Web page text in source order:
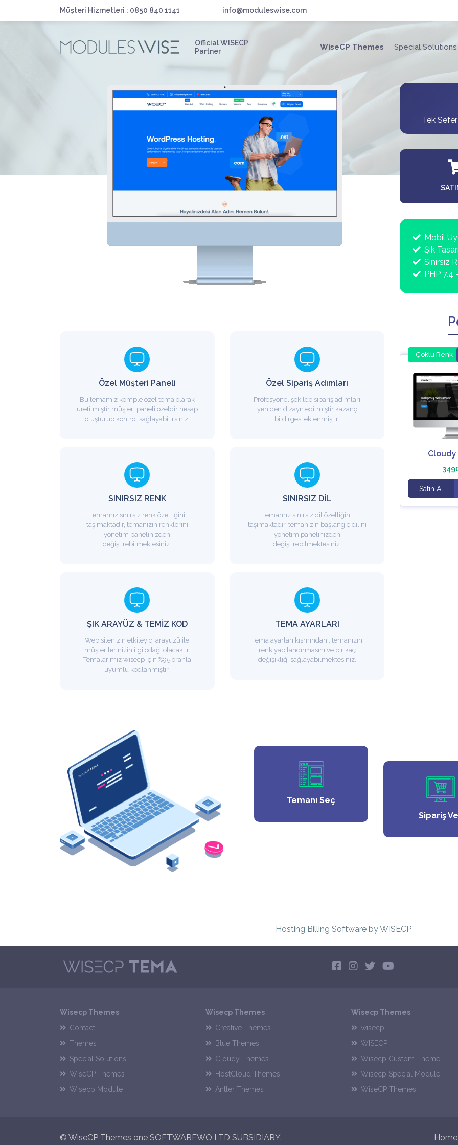
Müşteri Hizmetleri : 0850 840 1141 info@moduleswise.com
Official WISECP
Partner
WiseCP Themes Special Solutions
Özel Müşteri Paneli
Bu temamız komple özel tema olarak
üretilmiştir müşteri paneli özeldir hesap
oluşturup kontrol sağlayabilirsiniz.
Özel Sipariş Adımları
Profesyonel şekilde sipariş adımları
yeniden dizayn edilmiştir kazanç
bildirgesi eklenmiştir.
SINIRSIZ RENK
Temamız sınırsız renk özelliğini
taşımaktadır, temanızın renklerini
yönetim panelinizden
değiştirebilmektesiniz.
SINIRSIZ DİL
Temamız sınırsız dil özelliğini
taşımaktadır, temanızın başlangıç dilini
yönetim panelinizden
değiştirebilmektesiniz.
ŞIK ARAYÜZ & TEMİZ KOD
Web sitenizin etkileyici arayüzü ile
müşterilerinizin ilgi odağı olacaktır.
Temalarımız wisecp için %95 oranla
uyumlu kodlanmıştır.
TEMA AYARLARI
Tema ayarları kısmından , temanızın
renk yapılandırmasını ve bir kaç
değişikliği sağlayabilmektesiniz.
Tek
Mobil
Şık
Sınırsız
PHP 7.4
Çoklu Dil
İncele
Çoklu Renk
Satın Al
Çoklu Renk
Cloudy
Satın Al
Temanı Seç
Sipariş
Hosting Billing Software by WISECP
Wisecp Themes
Contact
Themes
Special Solutions
WiseCP Themes
Wisecp Module
Wisecp Themes
Creative Themes
Blue Themes
Cloudy Themes
HostCloud Themes
Antler Themes
Wisecp Themes
wisecp
WISECP
Wisecp Custom Theme
Wisecp Special Module
WiseCP Themes
© WiseCP Themes one SOFTWAREWO LTD SUBSIDIARY. Home